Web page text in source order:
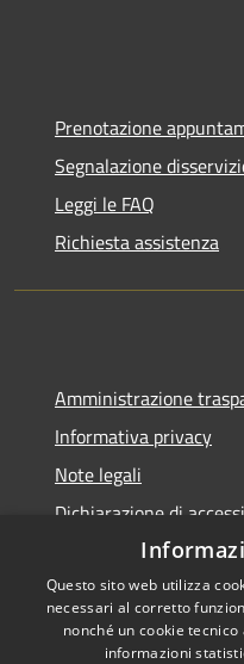
Prenotazione
Segnalazione
Leggi le FAQ
Richiesta assistenza
Amministrazione
Informativa privacy
Note legali
Dichiarazione di
Questo sito web utilizza
necessari al corretto
nonché un cookie
informazioni